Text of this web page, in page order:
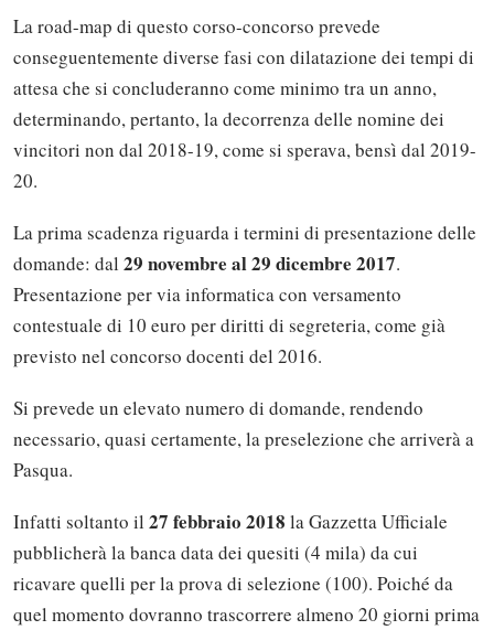
La road-map di questo corso-concorso prevede
conseguentemente diverse fasi con dilatazione dei tempi di
attesa che si concluderanno come minimo tra un anno,
determinando, pertanto, la decorrenza delle nomine dei
vincitori non dal 2018-19, come si sperava, bensì dal 2019-
20.
La prima scadenza riguarda i termini di presentazione delle
domande: dal 29 novembre al 29 dicembre 2017.
Presentazione per via informatica con versamento
contestuale di 10 euro per diritti di segreteria, come già
previsto nel concorso docenti del 2016.
Si prevede un elevato numero di domande, rendendo
necessario, quasi certamente, la preselezione che arriverà a
Pasqua.
Infatti soltanto il 27 febbraio 2018 la Gazzetta Ufficiale
pubblicherà la banca data dei quesiti (4 mila) da cui
ricavare quelli per la prova di selezione (100). Poiché da
quel momento dovranno trascorrere almeno 20 giorni prima